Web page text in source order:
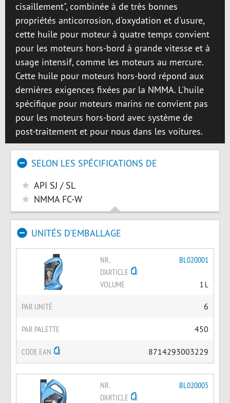
cisaillement", combinée à de très bonnes
propriétés anticorrosion, d'oxydation et d'usure,
cette huile pour moteur à quatre temps convient
pour les moteurs hors-bord à grande vitesse et à
usage intensif, comme les moteurs au mercure.
Cette huile pour moteurs hors-bord répond aux
dernières exigences fixées par la NMMA. L'huile
spécifique pour moteurs marins ne convient pas
pour les moteurs hors-bord avec système de
post-traitement et pour nous dans les voitures.
SELON LES SPÉCIFICATIONS DE
API SJ / SL
NMMA FC-W
UNITÉS D'EMBALLAGE
NR.
D'ARTICLE
BL020001
VOLUME 1 L
PAR UNITÉ 6
PAR PALETTE 450
CODE EAN 8714293003229
NR.
D'ARTICLE
BL020005